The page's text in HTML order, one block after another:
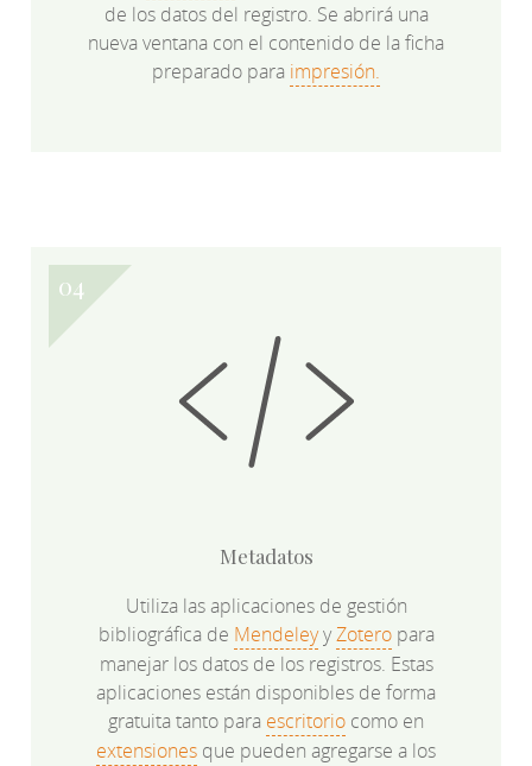
de los datos del registro. Se abrirá una
nueva ventana con el contenido de la ficha
preparado para impresión.
Metadatos
Utiliza las aplicaciones de gestión
bibliográfica de MendeleyyZoteropara
manejar los datos de los registros. Estas
aplicaciones están disponibles de forma
gratuita tanto para escritorio como en
extensiones que pueden agregarse a los